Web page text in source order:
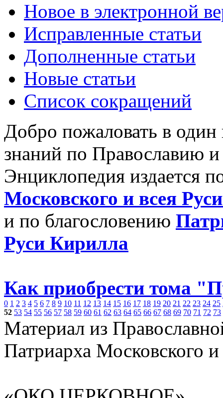
Новое в электронной
Исправленные статьи
Дополненные статьи
Новые статьи
Список сокращений
Добро пожаловать в
знаний по Православию
Энциклопедия издается
Московского и всея
и по благословению
Руси Кирилла
Как приобрести тома
0 1 2 3 4 5 6 7 8 9 10 11 12 13 14 15 16 17 18 19 20 21 22 23 24 25
52 53 54 55 56 57 58 59 60 61 62 63 64 65 66 67 68 69 70 71 72 73
Материал из
Патриарха Московского